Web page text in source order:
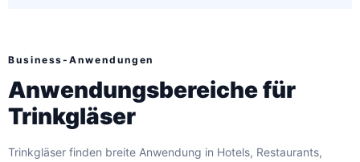
Business-Anwendungen
Anwendungsbereiche für
Trinkgläser
Trinkgläser finden breite Anwendung in Hotels, Restaurants,